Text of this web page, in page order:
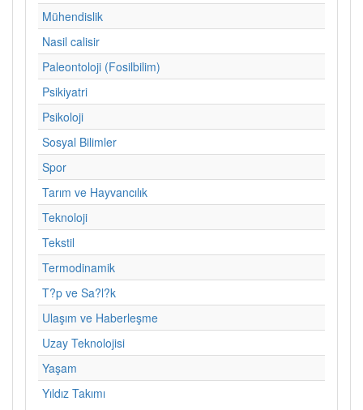
Mühendislik
Nasil calisir
Paleontoloji (Fosilbilim)
Psikiyatri
Psikoloji
Sosyal Bilimler
Spor
Tarım ve Hayvancılık
Teknoloji
Tekstil
Termodinamik
T?p ve Sa?l?k
Ulaşım ve Haberleşme
Uzay Teknolojisi
Yaşam
Yıldız Takımı